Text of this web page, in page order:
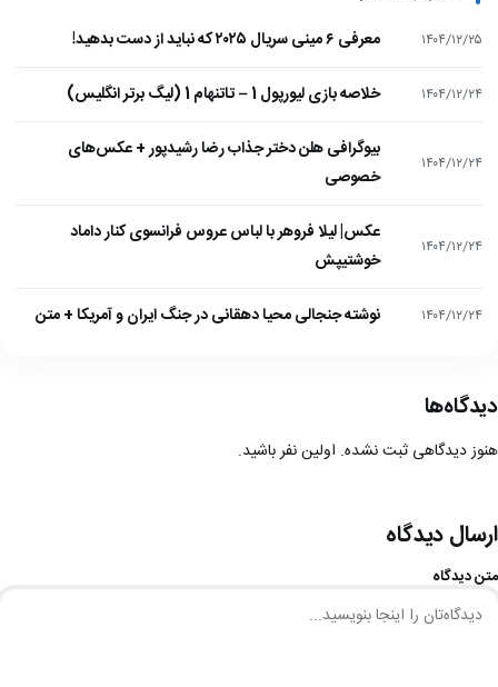
۱۴۰۴/۱۲/۲۵ معرفی ۶ مینی سریال ۲۰۲۵ که نباید از دست بدهید!
۱۴۰۴/۱۲/۲۴ خلاصه بازی لیورپول 1 – تاتنهام 1 (لیگ برتر انگلیس)
۱۴۰۴/۱۲/۲۴
بیوگرافی هلن دختر جذاب رضا رشیدپور + عکس‌های
خصوصی
۱۴۰۴/۱۲/۲۴
عکس| لیلا فروهر با لباس عروس فرانسوی کنار داماد
خوشتیپش
۱۴۰۴/۱۲/۲۴ نوشته جنجالی محیا دهقانی در جنگ ایران و آمریکا + متن
دیدگاه‌ها
هنوز دیدگاهی ثبت نشده. اولین نفر باشید.
ارسال دیدگاه
متن دیدگاه